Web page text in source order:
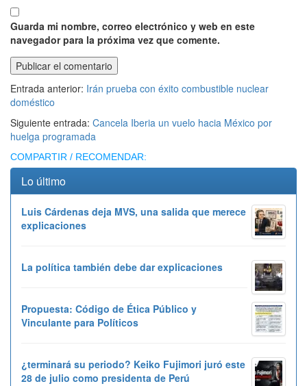
Guarda mi nombre, correo electrónico y web en este
navegador para la próxima vez que comente.
Entrada anterior: Irán prueba con éxito combustible nuclear
doméstico
Siguiente entrada: Cancela Iberia un vuelo hacia México por
huelga programada
COMPARTIR / RECOMENDAR:
Lo último
Luis Cárdenas deja MVS, una salida que merece
explicaciones
La política también debe dar explicaciones
Propuesta: Código de Ética Público y
Vinculante para Políticos
¿terminará su periodo? Keiko Fujimori juró este
28 de julio como presidenta de Perú